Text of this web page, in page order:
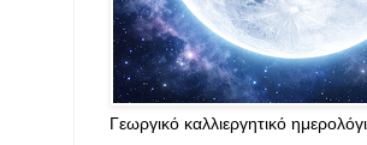
Γεωργικό καλλιεργητικό